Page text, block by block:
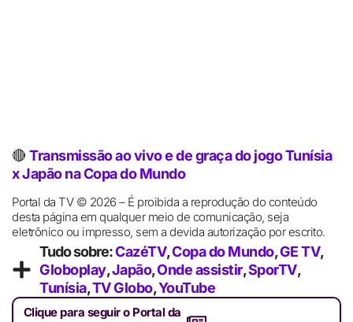
🔴 Transmissão ao vivo e de graça do jogo Tunísia
x Japão na Copa do Mundo
Portal da TV © 2026 – É proibida a reprodução do conteúdo
desta página em qualquer meio de comunicação, seja
eletrônico ou impresso, sem a devida autorização por escrito.
Tudo sobre:CazéTV,Copa do Mundo,GE TV,
Globoplay,Japão,Onde assistir,SporTV,
Tunísia,TV Globo,YouTube
Clique para seguir o Portal da